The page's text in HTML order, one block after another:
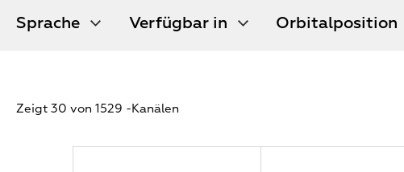
Sprache
Sprache
Verfügbar
Verfügbar in Orbitalposition
Orbitalposition
Zeigt 30 von 1529 -Kanälen